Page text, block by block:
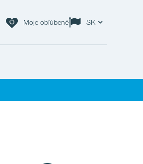
Moje obľúbené SK